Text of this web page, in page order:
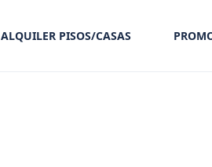
ALQUILER PISOS/CASAS